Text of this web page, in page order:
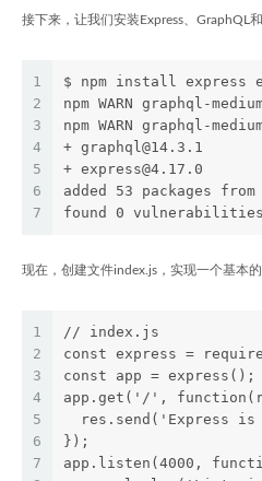
接下来，让我们安装Express、GraphQL
1
2
3
4
5
6
7
$ npm install express
npm WARN graphql-
npm WARN graphql-
+ graphql@14.3.1
+ express@4.17.0
added 53 packages
found 0 vulnerabilities
现在，创建文件index.js，实现一个基本的
1
2
3
4
5
6
7
// index.js
const express =
const app = express();
app.get('/',
res.send('Express is
});
app.listen(4000,